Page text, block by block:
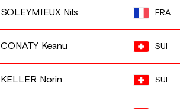
SOLEYMIEUX Nils FRA
CONATY Keanu SUI
KELLER Norin SUI